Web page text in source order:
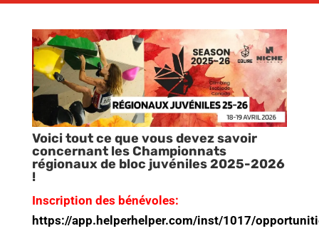
Voici tout ce que vous devez savoir
concernant les Championnats
régionaux de bloc juvéniles 2025-2026
!
Inscription des bénévoles:
https://app.helperhelper.com/inst/1017/